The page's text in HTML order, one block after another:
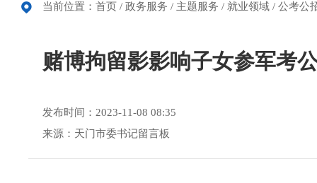
当前位置： 首页 / 政务服务 / 主题服务 / 就业领域 / 公考公
赌博拘留影影响子女参军考
发布时间：2023-11-08 08:35
来源：天门市委书记留言板